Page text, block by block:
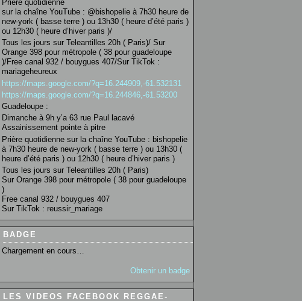
Prière quotidienne
sur la chaîne YouTube : @bishopelie à 7h30 heure de
new-york ( basse terre ) ou 13h30 ( heure d’été paris )
ou 12h30 ( heure d’hiver paris )/
Tous les jours sur Teleantilles 20h ( Paris)/ Sur
Orange 398 pour métropole ( 38 pour guadeloupe
)/Free canal 932 / bouygues 407/Sur TikTok :
mariageheureux
https://maps.google.com/?q=16.244909,-61.532131
https://maps.google.com/?q=16.244846,-61.53200
Guadeloupe :
Dimanche à 9h y’a 63 rue Paul lacavé
Assainissement pointe à pitre
Prière quotidienne sur la chaîne YouTube : bishopelie
à 7h30 heure de new-york ( basse terre ) ou 13h30 (
heure d’été paris ) ou 12h30 ( heure d’hiver paris )
Tous les jours sur Teleantilles 20h ( Paris)
Sur Orange 398 pour métropole ( 38 pour guadeloupe
)
Free canal 932 / bouygues 407
Sur TikTok : reussir_mariage
BADGE
Chargement en cours…
Obtenir un badge
LES VIDEOS FACEBOOK REGGAE-